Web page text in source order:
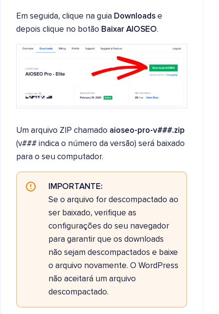
Em seguida, clique na guia Downloads e
depois clique no botão Baixar AIOSEO.
Um arquivo ZIP chamado aioseo-pro-v###.zip
(v### indica o número da versão) será baixado
para o seu computador.
IMPORTANTE:
Se o arquivo for descompactado ao
ser baixado, verifique as
configurações do seu navegador
para garantir que os downloads
não sejam descompactados e baixe
o arquivo novamente. O WordPress
não aceitará um arquivo
descompactado.